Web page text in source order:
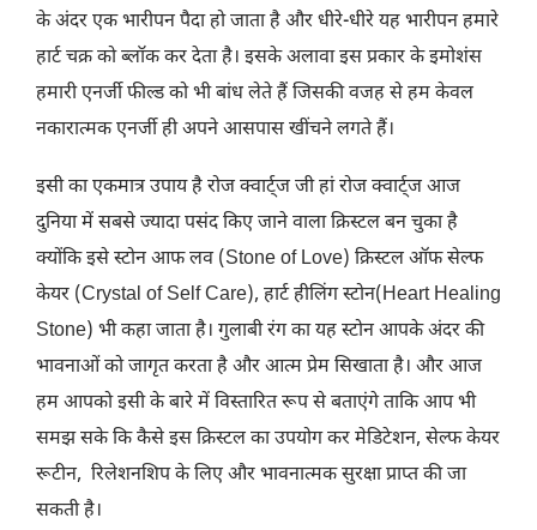
के अंदर एक भारीपन पैदा हो जाता है और धीरे-धीरे यह भारीपन हमारे
हार्ट चक्र को ब्लॉक कर देता है। इसके अलावा इस प्रकार के इमोशंस
हमारी एनर्जी फील्ड को भी बांध लेते हैं जिसकी वजह से हम केवल
नकारात्मक एनर्जी ही अपने आसपास खींचने लगते हैं।
इसी का एकमात्र उपाय है रोज क्वार्ट्ज जी हां रोज क्वार्ट्ज आज
दुनिया में सबसे ज्यादा पसंद किए जाने वाला क्रिस्टल बन चुका है
क्योंकि इसे स्टोन आफ लव (Stone of Love) क्रिस्टल ऑफ सेल्फ
केयर (Crystal of Self Care), हार्ट हीलिंग स्टोन(Heart Healing
Stone) भी कहा जाता है। गुलाबी रंग का यह स्टोन आपके अंदर की
भावनाओं को जागृत करता है और आत्म प्रेम सिखाता है। और आज
हम आपको इसी के बारे में विस्तारित रूप से बताएंगे ताकि आप भी
समझ सके कि कैसे इस क्रिस्टल का उपयोग कर मेडिटेशन, सेल्फ केयर
रूटीन, रिलेशनशिप के लिए और भावनात्मक सुरक्षा प्राप्त की जा
सकती है।